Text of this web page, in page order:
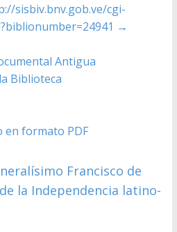
sisbiv.bnv.gob.ve/cgi-
→
Antigua
Biblioteca
en formato PDF
Francisco de
la Independencia latino-